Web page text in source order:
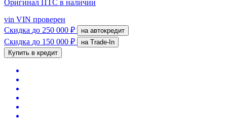
Оригинал ПТС в наличии
vin VIN проверен
Скидка до 250 000 ₽ на автокредит
Скидка до 150 000 ₽
на Trade-In
Купить в кредит